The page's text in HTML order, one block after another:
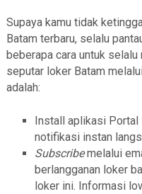
Supaya kamu tidak
Batam terbaru, selalu
beberapa cara untuk
seputar loker Batam
adalah:
Install aplikasi Portal
notifikasi instan
Subscribemelalui
berlangganan loker
loker ini. Informasi